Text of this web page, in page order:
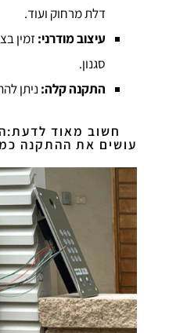
דלת מרחוק ועוד.
עיצוב מודרני:זמין
סגנון.
התקנה קלה: ניתן
חשוב מאוד
עושים את ההתקנה